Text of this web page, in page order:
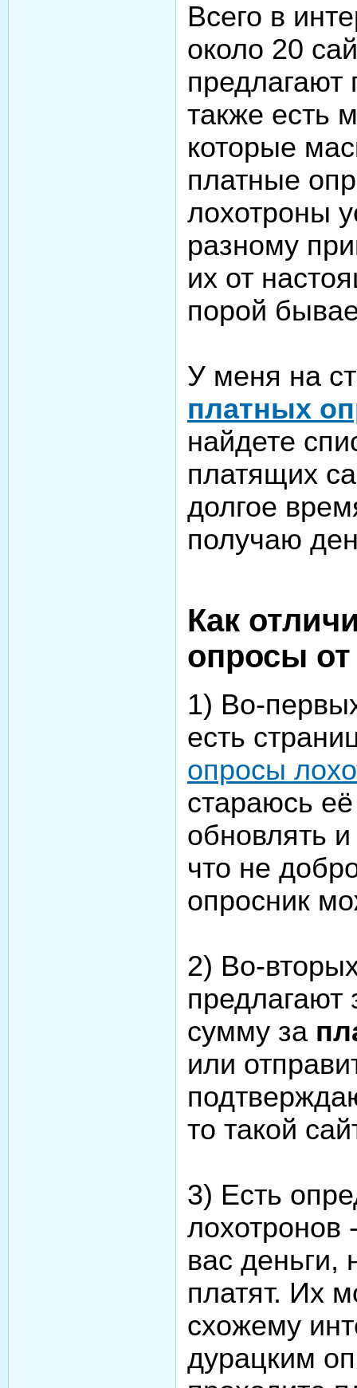
Всего в
около 20
также есть
которые
платные
лохотроны
разному
их от
порой
У меня на
платных
найдете
платящих
долгое
получаю
Как
опросы
1) Во-
есть
опросы
стараюсь
обновлять
что не
опросник
2) Во-
предлагают
сумму за
или
то такой
3) Есть
лохотронов
вас деньги,
платят. Их
схожему
дурацким